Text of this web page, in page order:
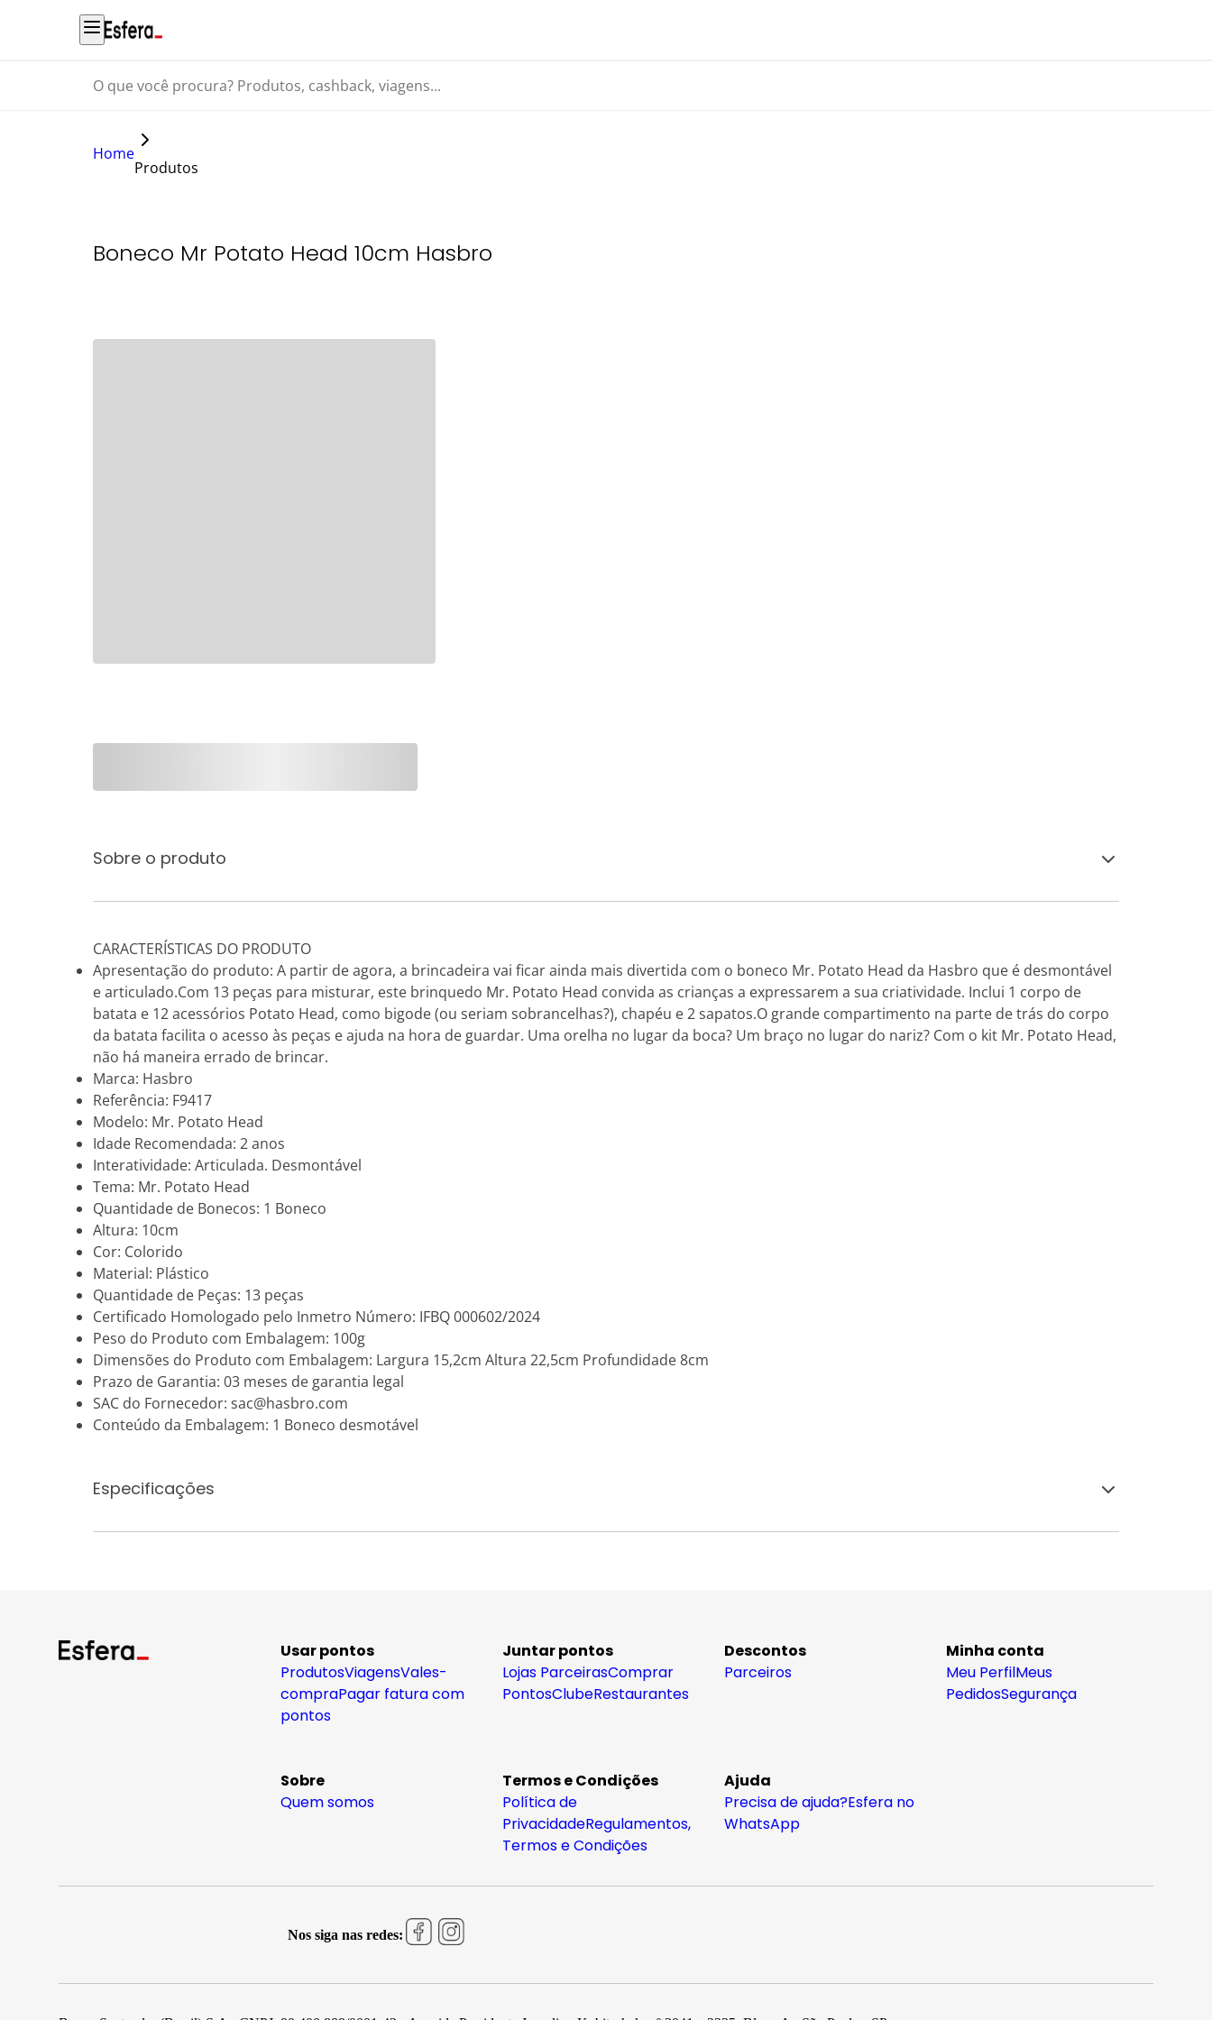
O que você procura? Produtos, cashback, viagens...
Home
Produtos
Boneco Mr Potato Head 10cm Hasbro
Sobre o produto
CARACTERÍSTICAS DO PRODUTO
Apresentação do produto: A partir de agora, a brincadeira vai ficar ainda mais divertida com o boneco Mr. Potato Head da Hasbro que é desmontável
e articulado.Com 13 peças para misturar, este brinquedo Mr. Potato Head convida as crianças a expressarem a sua criatividade. Inclui 1 corpo de
batata e 12 acessórios Potato Head, como bigode (ou seriam sobrancelhas?), chapéu e 2 sapatos.O grande compartimento na parte de trás do corpo
da batata facilita o acesso às peças e ajuda na hora de guardar. Uma orelha no lugar da boca? Um braço no lugar do nariz? Com o kit Mr. Potato Head,
não há maneira errado de brincar.
Marca: Hasbro
Referência: F9417
Modelo: Mr. Potato Head
Idade Recomendada: 2 anos
Interatividade: Articulada. Desmontável
Tema: Mr. Potato Head
Quantidade de Bonecos: 1 Boneco
Altura: 10cm
Cor: Colorido
Material: Plástico
Quantidade de Peças: 13 peças
Certificado Homologado pelo Inmetro Número: IFBQ 000602/2024
Peso do Produto com Embalagem: 100g
Dimensões do Produto com Embalagem: Largura 15,2cm Altura 22,5cm Profundidade 8cm
Prazo de Garantia: 03 meses de garantia legal
SAC do Fornecedor: sac@hasbro.com
Conteúdo da Embalagem: 1 Boneco desmotável
Especificações
Usar pontos
ProdutosViagensVales-
compraPagar fatura com
pontos
Juntar pontos
Lojas ParceirasComprar
PontosClubeRestaurantes
Descontos
Parceiros
Minha conta
Meu PerfilMeus
PedidosSegurança
Sobre
Quem somos
Termos e Condições
Política de
PrivacidadeRegulamentos,
Termos e Condições
Ajuda
Precisa de ajuda?Esfera no
WhatsApp
Nos siga nas redes: